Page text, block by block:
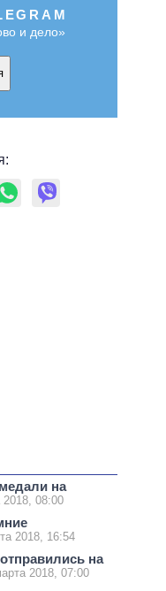
и дело»
на
2018, 08:00
2018, 16:54
на
2018, 07:00